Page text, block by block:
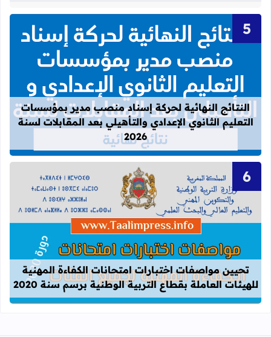
قراءة المزيد عن النتائج النهائية
النتائج النهائية لحركة إسناد منصب مدير بمؤسسات
التعليم الثانوي الإعدادي والتأهيلي بعد المقابلات لسنة
2026
قراءة المزيد عن تحيين مواصفات
تحيين مواصفات اختبارات امتحانات الكفاءة المهنية
للهيئات العاملة بقطاع التربية الوطنية برسم سنة 2020